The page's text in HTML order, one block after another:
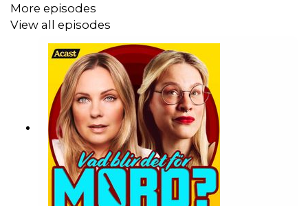
Besökwww.vadblirdetformord.se
More episodes
View all episodes